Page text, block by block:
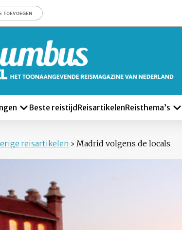
TOEVOEGEN
Beste reistijd ReisartikelenReisthema’s
reisartikelen › Madrid volgens de locals